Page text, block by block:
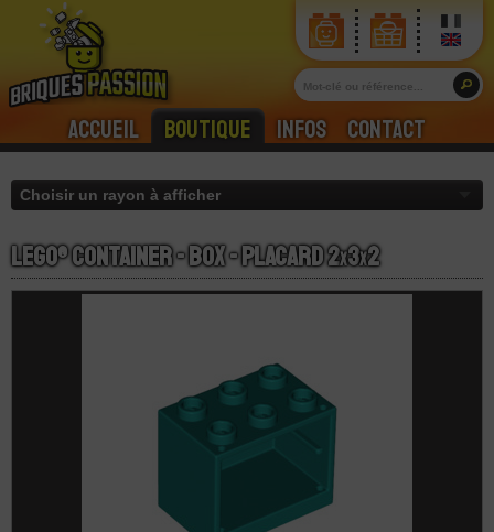
Accueil Boutique Infos Contact
LEGO® Container - Box - Placard 2x3x2